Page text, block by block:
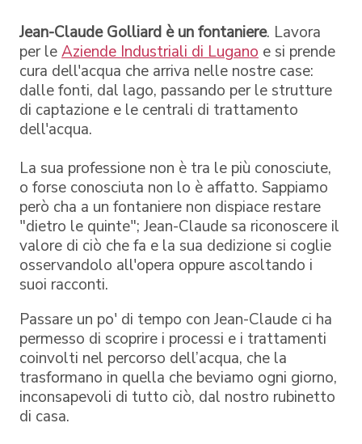
Jean-Claude Golliard è un fontaniere. Lavora
per leAziende Industriali di Lugano e si prende
cura dell'acqua che arriva nelle nostre case:
dalle fonti, dal lago, passando per le strutture
di captazione e le centrali di trattamento
dell'acqua.
La sua professione non è tra le più conosciute,
o forse conosciuta non lo è affatto. Sappiamo
però cha a un fontaniere non dispiace restare
"dietro le quinte"; Jean-Claude sa riconoscere il
valore di ciò che fa e la sua dedizione si coglie
osservandolo all'opera oppure ascoltando i
suoi racconti.
Passare un po' di tempo con Jean-Claude ci ha
permesso di scoprire i processi e i trattamenti
coinvolti nel percorso dell’acqua, che la
trasformano in quella che beviamo ogni giorno,
inconsapevoli di tutto ciò, dal nostro rubinetto
di casa.